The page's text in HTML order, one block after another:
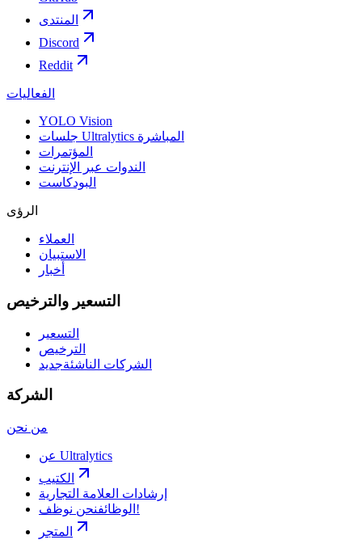
المنتدى
Discord
Reddit
الفعاليات
YOLO Vision
جلسات Ultralytics المباشرة
المؤتمرات
الندوات عبر الإنترنت
البودكاست
الرؤى
العملاء
الاستبيان
أخبار
التسعير والترخيص
التسعير
الترخيص
الشركات الناشئةجديد
الشركة
من نحن
عن Ultralytics
الكتيب
إرشادات العلامة التجارية
الوظائف نحن نوظف!
المتجر